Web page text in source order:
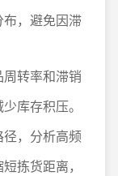
，避免因滞
转率和滞销
库存积压。
，分析高频
拣货距离，